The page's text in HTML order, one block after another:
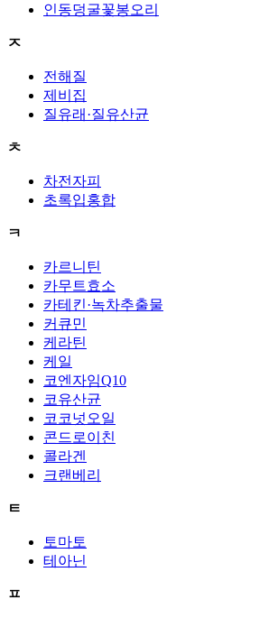
인동덩굴꽃봉오리
ㅈ
전해질
제비집
질유래·질유산균
ㅊ
차전자피
초록입홍합
ㅋ
카르니틴
카무트효소
카테킨·녹차추출물
커큐민
케라틴
케일
코엔자임Q10
코유산균
코코넛오일
콘드로이친
콜라겐
크랜베리
ㅌ
토마토
테아닌
ㅍ